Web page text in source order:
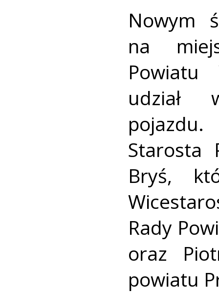
Nowym
na
Powiatu
udział
Starosta
Bryś,
Rady
oraz
powiatu